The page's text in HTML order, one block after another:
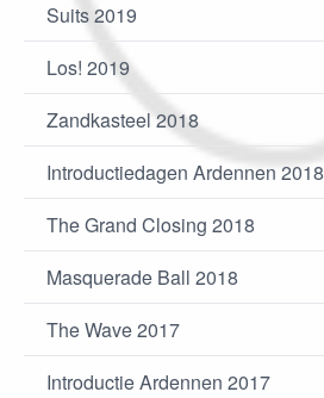
Suits 2019
Los! 2019
Zandkasteel 2018
Introductiedagen Ardennen 2018
The Grand Closing 2018
Masquerade Ball 2018
The Wave 2017
Introductie Ardennen 2017